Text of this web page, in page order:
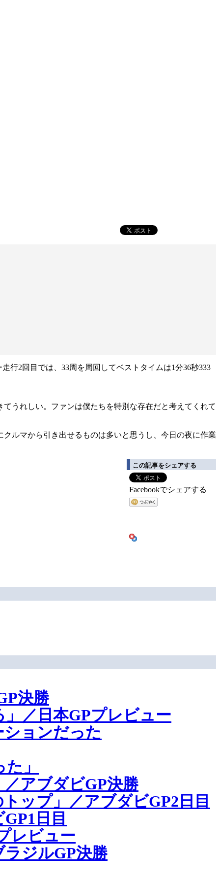
行2回目では、33周を周回してベストタイムは1分36秒333
うれしい。ファンは僕たちを特別な存在だと考えてくれて
ルマから引き出せるものは多いと思うし、今日の夜に作業
この記事をシェアする
Facebookでシェアする
決勝
／日本GPプレビュー
ョンだった
」
アブダビGP決勝
ップ」／アブダビGP2日目
日目
レビュー
ジルGP決勝